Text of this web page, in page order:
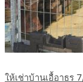
ให้เช่าบ้านเอื้อาธร